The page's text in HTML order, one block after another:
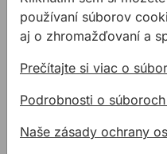
Lepenie parozábran
Potrebujete zabezpečiť
používaní súborov
aj o zhromažďovaní a
Prečítajte si viac o
Podrobnosti o
Naše zásady ochrany